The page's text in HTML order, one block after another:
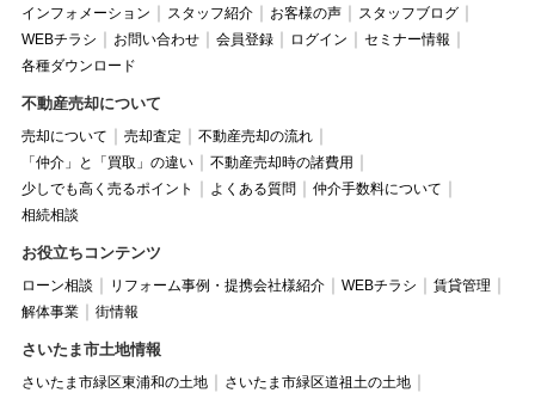
インフォメーション スタッフ紹介 お客様の声
スタッフブログ
WEBチラシ
お問い合わせ 会員登録 ログイン
セミナー情報
各種ダウンロード
不動産売却について
売却について 売却査定
不動産売却の流れ
「仲介」と「買取」の違い
不動産売却時の諸費用
少しでも高く売るポイント
よくある質問
仲介手数料について
相続相談
お役立ちコンテンツ
ローン相談 リフォーム事例・提携会社様紹介 WEBチラシ
賃貸管理
解体事業
街情報
さいたま市土地情報
さいたま市緑区東浦和の土地
さいたま市緑区道祖土の土地